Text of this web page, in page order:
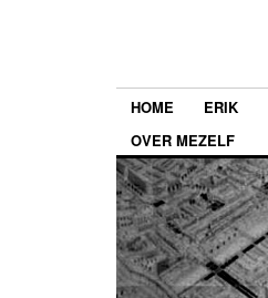
HOME ERIK
OVER MEZELF